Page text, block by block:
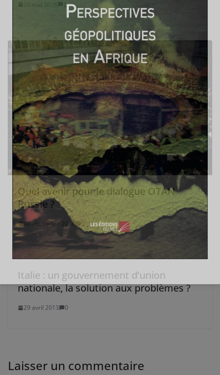
30 mai 2016 2
Quel avenir pour le dialogue OTAN-
Russie ?
20 décembre 2016 0
Italie : un gouvernement d’union
nationale, la solution aux problèmes ?
29 avril 2013 0
Laisser un commentaire